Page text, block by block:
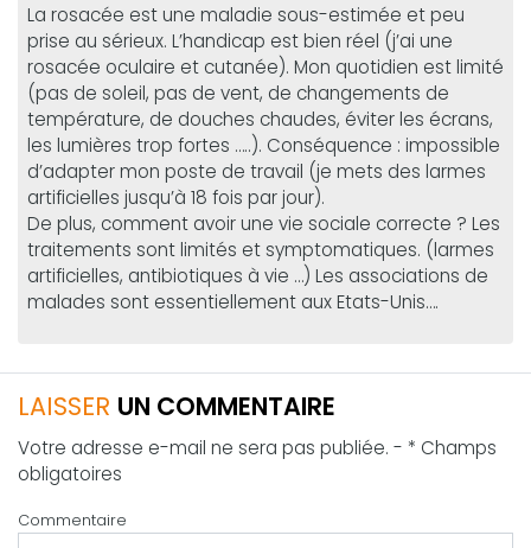
La rosacée est une maladie sous-estimée et peu
prise au sérieux. L’handicap est bien réel (j’ai une
rosacée oculaire et cutanée). Mon quotidien est limité
(pas de soleil, pas de vent, de changements de
température, de douches chaudes, éviter les écrans,
les lumières trop fortes …..). Conséquence : impossible
d’adapter mon poste de travail (je mets des larmes
artificielles jusqu’à 18 fois par jour).
De plus, comment avoir une vie sociale correcte ? Les
traitements sont limités et symptomatiques. (larmes
artificielles, antibiotiques à vie …) Les associations de
malades sont essentiellement aux Etats-Unis….
LAISSER UN COMMENTAIRE
Votre adresse e-mail ne sera pas publiée. - * Champs
obligatoires
Commentaire